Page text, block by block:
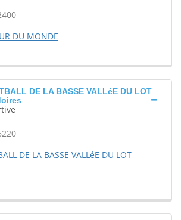
DU MONDE
DE LA BASSE VALLéE DU LOT
DE LA BASSE VALLéE DU LOT